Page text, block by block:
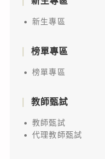
新生專區
榜單專區
榜單專區
教師甄試
教師甄試
代理教師甄試